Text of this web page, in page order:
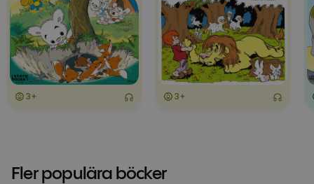
3+ 3+
Fler populära böcker